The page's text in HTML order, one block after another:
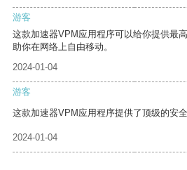
游客
这款加速器VPM应用程序可以给你提供最
助你在网络上自由移动。
2024-01-04
游客
这款加速器VPM应用程序提供了顶级的安全
2024-01-04